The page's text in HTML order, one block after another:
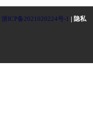
浙ICP备2021020224号-1 | 隐私